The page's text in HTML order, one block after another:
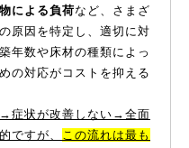
による負荷など、さまざ
原因を特定し、適切に対
年数や床材の種類によっ
の対応がコストを抑える
症状が改善しない→全面
ですが、 この流れは最も